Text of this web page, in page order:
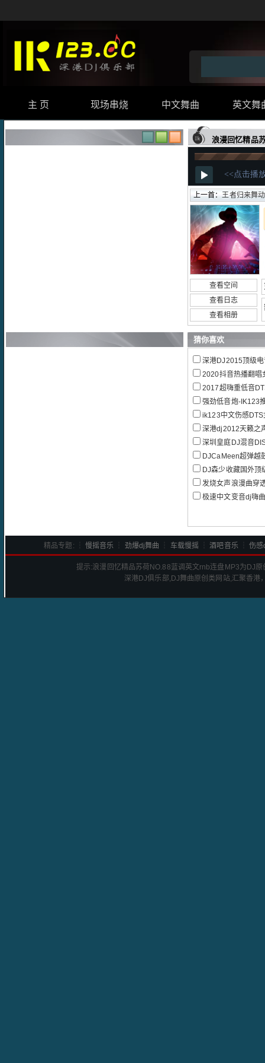
主 页 现场串烧 中文舞曲 英文舞
浪漫回忆精品
上一首：王者归来舞动青春
查看空间
查看日志
查看相册
猜你喜欢
深港DJ2015顶级
2020抖音热播翻唱
2017超嗨重低音
强劲低音炮-IK123推荐
ik123中文伤感
深港dj2012天籁之
深圳皇庭DJ混音
DJCaMeen超弹越鼓
DJ森少收藏国外顶
发烧女声浪漫曲穿透心
极速中文变音dj嗨
精品专题: ┆ 慢摇音乐 劲爆dj舞曲 车载慢摇 ┆酒吧音乐┆伤感
提示:浪漫回忆精品苏荷NO.88蓝调英文rnb连盘 MP3为DJ
深港DJ俱乐部,DJ舞曲原创类网站,汇聚香港